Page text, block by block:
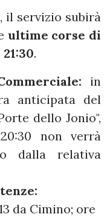
il servizio subirà
ultime corse di
.
in
anticipata del
dello Jonio",
non verrà
dalla relativa
da Cimino; ore